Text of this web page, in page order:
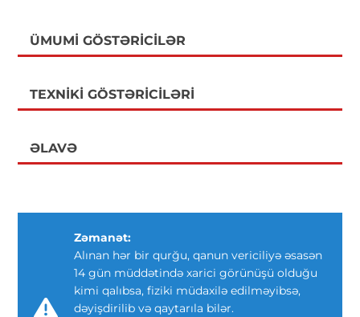
ÜMUMI GÖSTƏRICILƏR
TEXNIKI GÖSTƏRICILƏRI
ƏLAVƏ
Zəmanət:
Alınan hər bir qurğu, qanun vericiliyə əsasən
14 gün müddətində xarici görünüşü olduğu
kimi qalıbsa, fiziki müdaxilə edilməyibsə,
dəyişdirilib və qaytarıla bilər.